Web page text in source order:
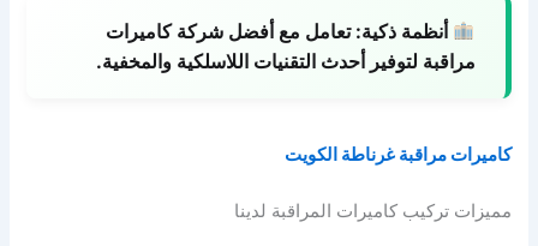
أنظمة ذكية: تعامل مع أفضل شركة كاميرات
مراقبة لتوفير أحدث التقنيات اللاسلكية والمخفية.
كاميرات مراقبة غرناطة الكويت
مميزات تركيب كاميرات المراقبة لدينا